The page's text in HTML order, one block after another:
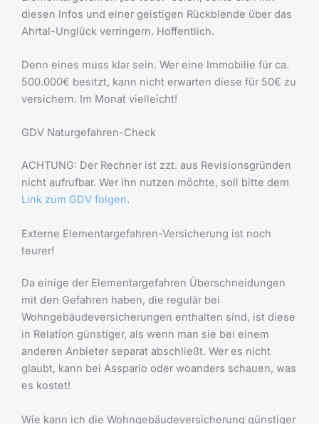
diesen Infos und einer geistigen Rückblende über das
Ahrtal-Unglück verringern. Hoffentlich.
Denn eines muss klar sein. Wer eine Immobilie für ca.
500.000€ besitzt, kann nicht erwarten diese für 50€ zu
versichern. Im Monat vielleicht!
GDV Naturgefahren-Check
ACHTUNG: Der Rechner ist zzt. aus Revisionsgründen
nicht aufrufbar. Wer ihn nutzen möchte, soll bitte dem
Link zum GDV folgen.
Externe Elementargefahren-Versicherung ist noch
teurer!
Da einige der Elementargefahren Überschneidungen
mit den Gefahren haben, die regulär bei
Wohngebäudeversicherungen enthalten sind, ist diese
in Relation günstiger, als wenn man sie bei einem
anderen Anbieter separat abschließt. Wer es nicht
glaubt, kann bei Asspario oder woanders schauen, was
es kostet!
Wie kann ich die Wohngebäudeversicherung günstiger